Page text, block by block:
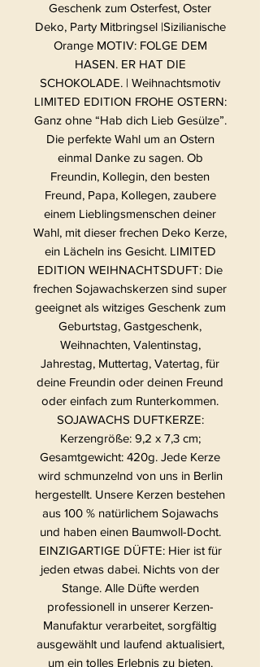
Geschenk zum Osterfest, Oster
Deko, Party Mitbringsel |Sizilianische
Orange MOTIV: FOLGE DEM
HASEN. ER HAT DIE
SCHOKOLADE. | Weihnachtsmotiv
LIMITED EDITION FROHE OSTERN:
Ganz ohne “Hab dich Lieb Gesülze”.
Die perfekte Wahl um an Ostern
einmal Danke zu sagen. Ob
Freundin, Kollegin, den besten
Freund, Papa, Kollegen, zaubere
einem Lieblingsmenschen deiner
Wahl, mit dieser frechen Deko Kerze,
ein Lächeln ins Gesicht. LIMITED
EDITION WEIHNACHTSDUFT: Die
frechen Sojawachskerzen sind super
geeignet als witziges Geschenk zum
Geburtstag, Gastgeschenk,
Weihnachten, Valentinstag,
Jahrestag, Muttertag, Vatertag, für
deine Freundin oder deinen Freund
oder einfach zum Runterkommen.
SOJAWACHS DUFTKERZE:
Kerzengröße: 9,2 x 7,3 cm;
Gesamtgewicht: 420g. Jede Kerze
wird schmunzelnd von uns in Berlin
hergestellt. Unsere Kerzen bestehen
aus 100 % natürlichem Sojawachs
und haben einen Baumwoll-Docht.
EINZIGARTIGE DÜFTE: Hier ist für
jeden etwas dabei. Nichts von der
Stange. Alle Düfte werden
professionell in unserer Kerzen-
Manufaktur verarbeitet, sorgfältig
ausgewählt und laufend aktualisiert,
um ein tolles Erlebnis zu bieten.